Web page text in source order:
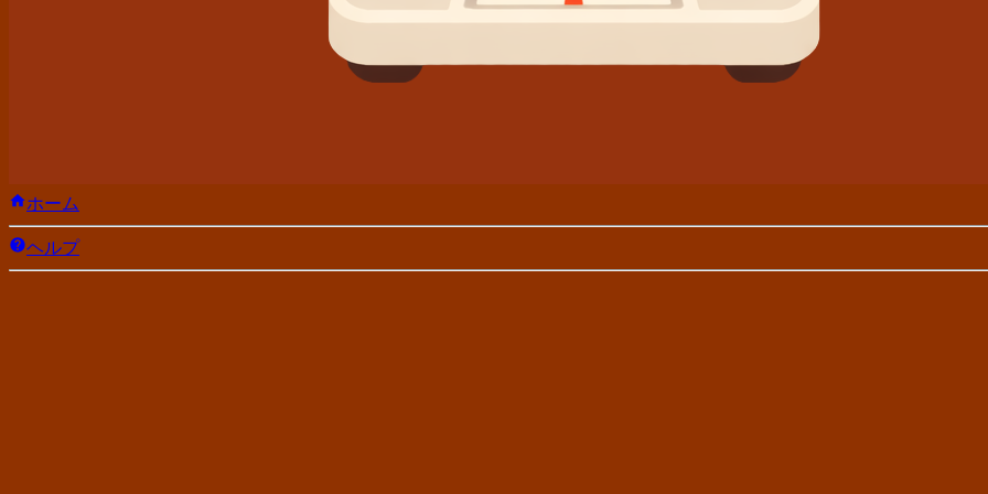
ホーム
ヘルプ